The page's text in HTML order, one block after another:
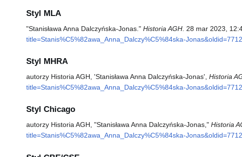
Styl MLA
"Stanisława Anna Dalczyńska-Jonas." Historia AGH . 28 mar 2023,
title=Stanis%C5%82awa_Anna_Dalczy%C5%84ska-
Styl MHRA
autorzy Historia AGH, 'Stanisława Anna Dalczyńska-Jonas', Historia
title=Stanis%C5%82awa_Anna_Dalczy%C5%84ska-
Styl Chicago
autorzy Historia AGH, "Stanisława Anna Dalczyńska-Jonas," Historia
title=Stanis%C5%82awa_Anna_Dalczy%C5%84ska-